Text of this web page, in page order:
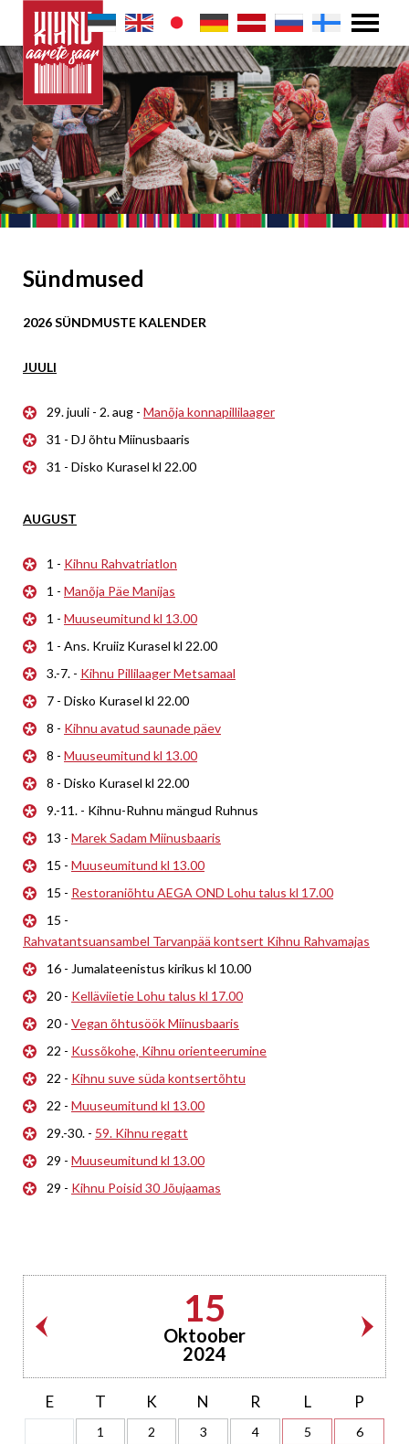
Sündmused
2026 SÜNDMUSTE KALENDER
JUULI
29. juuli - 2. aug - Manõja konnapillilaager
31 - DJ õhtu Miinusbaaris
31 - Disko Kurasel kl 22.00
AUGUST
1 - Kihnu Rahvatriatlon
1 - Manõja Päe Manijas
1 - Muuseumitund kl 13.00
1 - Ans. Kruiiz Kurasel kl 22.00
3.-7. - Kihnu Pillilaager Metsamaal
7 - Disko Kurasel kl 22.00
8 - Kihnu avatud saunade päev
8 - Muuseumitund kl 13.00
8 - Disko Kurasel kl 22.00
9.-11. - Kihnu-Ruhnu mängud Ruhnus
13 - Marek Sadam Miinusbaaris
15 - Muuseumitund kl 13.00
15 - Restoraniõhtu AEGA OND Lohu talus kl 17.00
15 -
Rahvatantsuansambel Tarvanpää kontsert Kihnu Rahvamajas
16 - Jumalateenistus kirikus kl 10.00
20 - Kelläviietie Lohu talus kl 17.00
20 - Vegan õhtusöök Miinusbaaris
22 - Kussõkohe, Kihnu orienteerumine
22 - Kihnu suve süda kontsertõhtu
22 - Muuseumitund kl 13.00
29.-30. - 59. Kihnu regatt
29 - Muuseumitund kl 13.00
29 - Kihnu Poisid 30 Jõujaamas
15
Oktoober
2024
E T K N R L P
1 2 3 4 5
6